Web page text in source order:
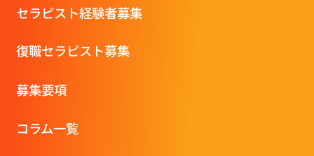
セラピスト経験者募集
復職セラピスト募集
募集要項
コラム一覧